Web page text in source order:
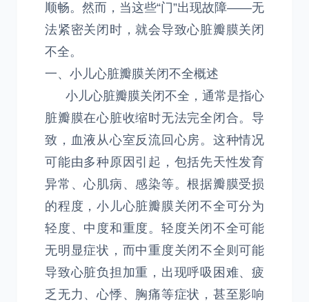
顺畅。然而，当这些“门”出现故障——无
法紧密关闭时，就会导致心脏瓣膜关闭
不全。
一、小儿心脏瓣膜关闭不全概述
小儿心脏瓣膜关闭不全，通常是指心
脏瓣膜在心脏收缩时无法完全闭合。导
致，血液从心室反流回心房。这种情况
可能由多种原因引起，包括先天性发育
异常、心肌病、感染等。根据瓣膜受损
的程度，小儿心脏瓣膜关闭不全可分为
轻度、中度和重度。轻度关闭不全可能
无明显症状，而中重度关闭不全则可能
导致心脏负担加重，出现呼吸困难、疲
乏无力、心悸、胸痛等症状，甚至影响